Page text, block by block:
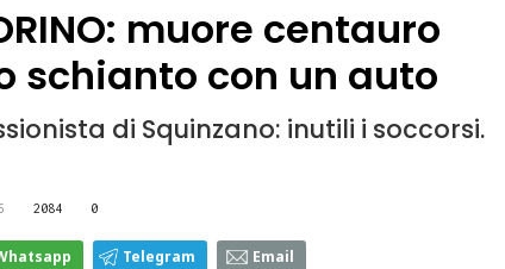
muore centauro
schianto con un auto
di Squinzano: inutili i soccorsi.
2084 0
Telegram Email